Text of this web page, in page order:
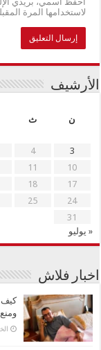
لاستخدامها المرة
الأرشيف
ن
ث
3
4
10
11
17
18
24
25
31
« يوليو
اخبار فلاش
كيف